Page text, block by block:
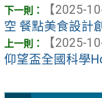
【2025-
空 餐點美食設計
【2025-
仰望盃全國科學